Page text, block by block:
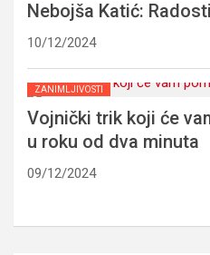
Nebojša Katić:
10/12/2024
ZANIMLJIVOSTI
Vojnički trik koji će
u roku od dva minuta
09/12/2024